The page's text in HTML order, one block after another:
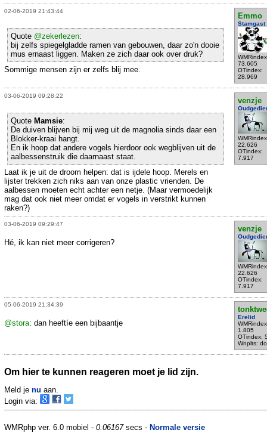
02-06-2019 21:43:44
Emmo
Stamgast
73.605
OTindex:
28.969
Quote @zekerlezen:
bij zelfs spiegelgladde ramen van gebouwen, daar zo'n dooie
mus ernaast liggen. Maken ze zich daar ook over druk?
Sommige mensen zijn er zelfs blij mee.
03-06-2019 09:28:22
venzje
22.626
OTindex:
7.917
Quote Mamsie:
De duiven blijven bij mij weg uit de magnolia sinds daar een
Blokker-kraai hangt.
En ik hoop dat andere vogels hierdoor ook wegblijven uit de
aalbessenstruik die daarnaast staat.
Laat ik je uit de droom helpen: dat is ijdele hoop. Merels en
lijster trekken zich niks aan van onze plastic vrienden. De
aalbessen moeten echt achter een netje. (Maar vermoedelijk
mag dat ook niet meer omdat er vogels in verstrikt kunnen
raken?)
03-06-2019 09:29:47
venzje
22.626
OTindex:
7.917
Hé, ik kan niet meer corrigeren?
05-06-2019 21:34:39
Erelid
1.805
OTindex:
Wnplts:
@stora: dan heeftíe een bijbaantje
Om hier te kunnen reageren moet je lid zijn.
Meld je nu aan.
Login via:
WMRphp ver. 6.0 mobiel - 0.06167secs - Normale versie